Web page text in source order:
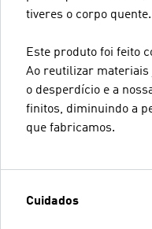
tiveres o corpo quente.
Este produto foi feito
Ao reutilizar materiais
o desperdício e a
finitos, diminuindo a
que fabricamos.
Cuidados